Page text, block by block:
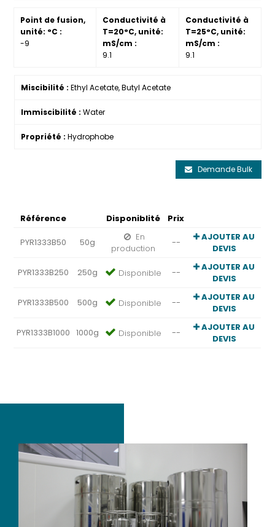
Point de fusion,
unité: °C :
-9
Conductivité à
T=20°C, unité:
mS/cm :
9.1
Conductivité à
T=25°C, unité:
mS/cm :
9.1
Miscibilité : Ethyl Acetate, Butyl Acetate
Immiscibilité : Water
Propriété : Hydrophobe
Demande Bulk
Référence Disponiblité Prix
PYR1333B50 50g
En
production
--
AJOUTER AU
DEVIS
PYR1333B250 250g Disponible --
AJOUTER AU
DEVIS
PYR1333B500 500g Disponible --
AJOUTER AU
DEVIS
PYR1333B1000 1000g Disponible --
AJOUTER AU
DEVIS